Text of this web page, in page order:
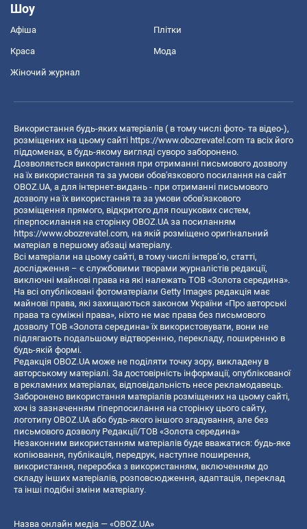
Шоу
Афіша Плітки
Краса Мода
Жіночий журнал
Використання будь-яких матеріалів ( в тому числі фото- та відео-),
розміщених на цьому сайті https://www.obozrevatel.com та всіх його
піддоменах, в будь-якому вигляді суворо заборонено.
Дозволяється використання при отриманні письмового дозволу
на їх використання та за умови обов'язкового посилання на сайт
OBOZ.UA, а для інтернет-видань - при отриманні письмового
дозволу на їх використання та за умови обов'язкового
розміщення прямого, відкритого для пошукових систем,
гіперпосилання на сторінку OBOZ.UA за посиланням
https://www.obozrevatel.com, на якій розміщено оригінальний
матеріал в першому абзаці матеріалу.
Всі матеріали на цьому сайті, в тому числі інтерв’ю, статті,
дослідження – є службовими творами журналістів редакції,
виключні майнові права на які належать ТОВ «Золота середина».
На всі опубліковані фотоматеріали Getty Images редакція має
майнові права, які захищаються законом України «Про авторські
права та суміжні права», ніхто не має права без письмового
дозволу ТОВ «Золота середина» їх використовувати, вони не
підлягають подальшому відтворенню, перекладу, поширенню в
будь-якій формі.
Редакція OBOZ.UA може не поділяти точку зору, викладену в
авторському матеріалі. За достовірність інформації, опублікованої
в рекламних матеріалах, відповідальність несе рекламодавець.
Заборонено використання матеріалів розміщених на цьому сайті,
хоч із зазначенням гіперпосилання на сторінку цього сайту,
логотипу OBOZ.UA або будь-якого іншого згадування, але без
письмового дозволу Редакції/ТОВ «Золота середина»
Незаконним використанням матеріалів буде вважатися: будь-яке
копiювання, публiкацiя, передрук, наступне поширення,
використання, переробка з використанням, включенням до
складу інших матеріалів, розповсюдження, адаптація, переклад
та інші подібні зміни матеріалу.
Назва онлайн медіа — «OBOZ.UA»